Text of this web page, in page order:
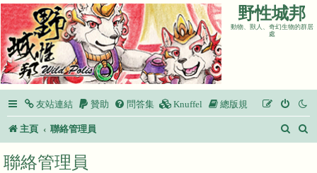
野性城邦
動物、獸人、奇幻生物的群居
處
友站連結 贊助 問答集 Knuffel 總版規
主頁 聯絡管理員
搜
聯絡管理員